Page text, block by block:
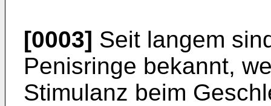
[0003] Seit langem
Penisringe bekannt,
Stimulanz beim